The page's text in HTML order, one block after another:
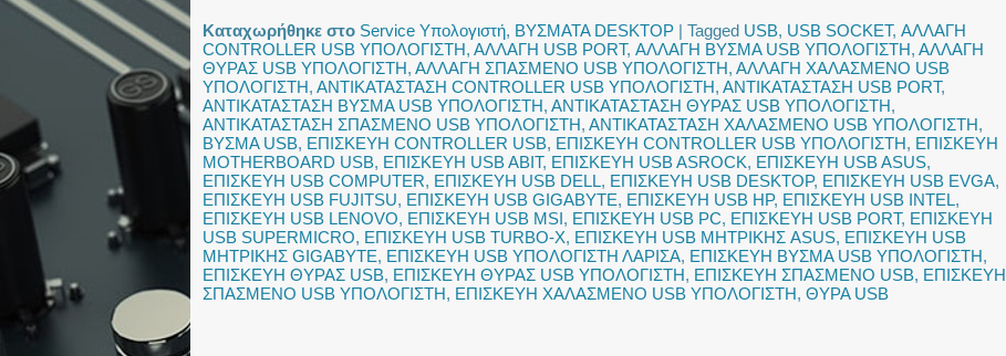
Καταχωρήθηκε στο Service Υπολογιστή, ΒΥΣΜΑΤΑ DESKTOP | Tagged USB, USB SOCKET, ΑΛΛΑΓΗ
CONTROLLER USB ΥΠΟΛΟΓΙΣΤΗ, ΑΛΛΑΓΗ USB PORT, ΑΛΛΑΓΗ ΒΥΣΜΑ USB ΥΠΟΛΟΓΙΣΤΗ, ΑΛΛΑΓΗ
ΘΥΡΑΣ USB ΥΠΟΛΟΓΙΣΤΗ, ΑΛΛΑΓΗ ΣΠΑΣΜΕΝΟ USB ΥΠΟΛΟΓΙΣΤΗ, ΑΛΛΑΓΗ ΧΑΛΑΣΜΕΝΟ USB
ΥΠΟΛΟΓΙΣΤΗ, ΑΝΤΙΚΑΤΑΣΤΑΣΗ CONTROLLER USB ΥΠΟΛΟΓΙΣΤΗ, ΑΝΤΙΚΑΤΑΣΤΑΣΗ USB PORT,
ΑΝΤΙΚΑΤΑΣΤΑΣΗ ΒΥΣΜΑ USB ΥΠΟΛΟΓΙΣΤΗ, ΑΝΤΙΚΑΤΑΣΤΑΣΗ ΘΥΡΑΣ USB ΥΠΟΛΟΓΙΣΤΗ,
ΑΝΤΙΚΑΤΑΣΤΑΣΗ ΣΠΑΣΜΕΝΟ USB ΥΠΟΛΟΓΙΣΤΗ, ΑΝΤΙΚΑΤΑΣΤΑΣΗ ΧΑΛΑΣΜΕΝΟ USB ΥΠΟΛΟΓΙΣΤΗ,
ΒΥΣΜΑ USB, ΕΠΙΣΚΕΥΗ CONTROLLER USB, ΕΠΙΣΚΕΥΗ CONTROLLER USB ΥΠΟΛΟΓΙΣΤΗ, ΕΠΙΣΚΕΥΗ
MOTHERBOARD USB, ΕΠΙΣΚΕΥΗ USB ABIT, ΕΠΙΣΚΕΥΗ USB ASROCK, ΕΠΙΣΚΕΥΗ USB ASUS,
ΕΠΙΣΚΕΥΗ USB COMPUTER, ΕΠΙΣΚΕΥΗ USB DELL, ΕΠΙΣΚΕΥΗ USB DESKTOP, ΕΠΙΣΚΕΥΗ USB EVGA,
ΕΠΙΣΚΕΥΗ USB FUJITSU, ΕΠΙΣΚΕΥΗ USB GIGABYTE, ΕΠΙΣΚΕΥΗ USB HP, ΕΠΙΣΚΕΥΗ USB INTEL,
ΕΠΙΣΚΕΥΗ USB LENOVO, ΕΠΙΣΚΕΥΗ USB MSI, ΕΠΙΣΚΕΥΗ USB PC, ΕΠΙΣΚΕΥΗ USB PORT, ΕΠΙΣΚΕΥΗ
USB SUPERMICRO, ΕΠΙΣΚΕΥΗ USB TURBO-X, ΕΠΙΣΚΕΥΗ USB ΜΗΤΡΙΚΗΣ ASUS, ΕΠΙΣΚΕΥΗ USB
ΜΗΤΡΙΚΗΣ GIGABYTE, ΕΠΙΣΚΕΥΗ USB ΥΠΟΛΟΓΙΣΤΗ ΛΑΡΙΣΑ, ΕΠΙΣΚΕΥΗ ΒΥΣΜΑ USB ΥΠΟΛΟΓΙΣΤΗ,
ΕΠΙΣΚΕΥΗ ΘΥΡΑΣ USB, ΕΠΙΣΚΕΥΗ ΘΥΡΑΣ USB ΥΠΟΛΟΓΙΣΤΗ, ΕΠΙΣΚΕΥΗ ΣΠΑΣΜΕΝΟ USB, ΕΠΙΣΚΕΥΗ
ΣΠΑΣΜΕΝΟ USB ΥΠΟΛΟΓΙΣΤΗ, ΕΠΙΣΚΕΥΗ ΧΑΛΑΣΜΕΝΟ USB ΥΠΟΛΟΓΙΣΤΗ, ΘΥΡΑ USB